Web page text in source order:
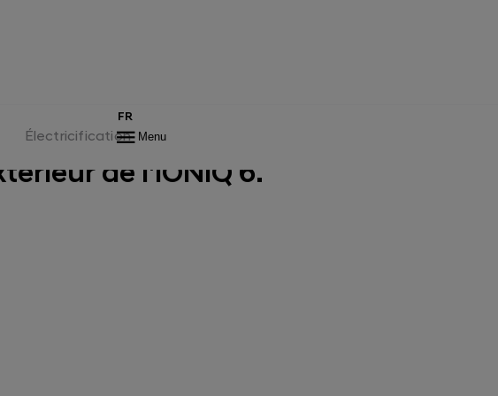
Électricification
FR
Menu
de l'IONIQ 6.